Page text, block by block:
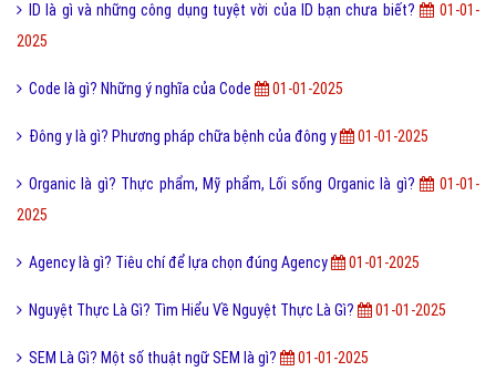
ID là gì và những công dụng tuyệt vời của ID bạn chưa biết?
01-01-
2025
Code là gì? Những ý nghĩa của Code 01-01-2025
Đông y là gì? Phương pháp chữa bệnh của đông y 01-01-2025
Organic là gì? Thực phẩm, Mỹ phẩm, Lối sống Organic là gì?
01-01-
2025
Agency là gì? Tiêu chí để lựa chọn đúng Agency 01-01-2025
Nguyệt Thực Là Gì? Tìm Hiểu Về Nguyệt Thực Là Gì? 01-01-2025
SEM Là Gì? Một số thuật ngữ SEM là gì? 01-01-2025